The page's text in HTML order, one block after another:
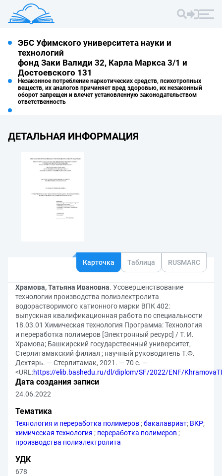
ЭБС Уфимского университета науки и
технологий
фонд Заки Валиди 32, Карла Маркса 3/1 и
Достоевского 131
Незаконное потребление наркотических средств, психотропных
веществ, их аналогов причиняет вред здоровью, их незаконный
оборот запрещен и влечет установленную законодательством
ответственность
ДЕТАЛЬНАЯ ИНФОРМАЦИЯ
Карточка Таблица RUSMARC
Храмова, Татьяна Ивановна. Усовершенствование
технологии производства полиэлектролита
водорастворимого катионного марки ВПК 402:
выпускная квалификационная работа по специальности
18.03.01 Химическая технология Программа: Технология
и переработка полимеров [Электронный ресурс] / Т. И.
Храмова; Башкирский государственный университет,
Стерлитамакский филиал ; научный руководитель Т.Ф.
Дехтярь. — Стерлитамак, 2021. — 70 с. —
<URL:https://elib.bashedu.ru/dl/diplom/SF/2022/ENF/
Дата создания записи
24.06.2022
Тематика
Технология и переработка полимеров ;бакалавриат; ВКР;
химическая технология ; переработка полимеров ;
производства полиэлектролита
УДК
678